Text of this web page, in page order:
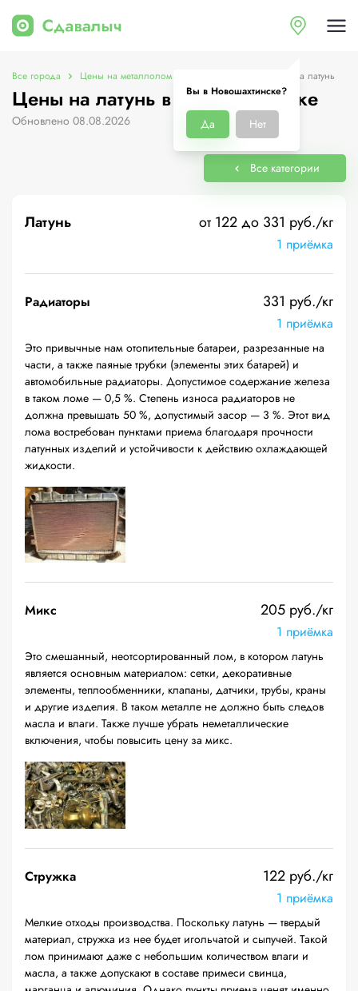
Вы в Новошахтинске?
Да Нет
Все города Цены на металлолом в Новошахтинске Цены на латунь
Цены на латунь в Новошахтинске
Обновлено 08.08.2026
Все категории
Латунь от 122 до 331 руб./кг
1 приёмка
Радиаторы 331 руб./кг
1 приёмка
Это привычные нам отопительные батареи, разрезанные на
части, а также паяные трубки (элементы этих батарей) и
автомобильные радиаторы. Допустимое содержание железа
в таком ломе — 0,5 %. Степень износа радиаторов не
должна превышать 50 %, допустимый засор — 3 %. Этот вид
лома востребован пунктами приема благодаря прочности
латунных изделий и устойчивости к действию охлаждающей
жидкости.
Микс 205 руб./кг
1 приёмка
Это смешанный, неотсортированный лом, в котором латунь
является основным материалом: сетки, декоративные
элементы, теплообменники, клапаны, датчики, трубы, краны
и другие изделия. В таком металле не должно быть следов
масла и влаги. Также лучше убрать неметаллические
включения, чтобы повысить цену за микс.
Стружка 122 руб./кг
1 приёмка
Мелкие отходы производства. Поскольку латунь — твердый
материал, стружка из нее будет игольчатой и сыпучей. Такой
лом принимают даже с небольшим количеством влаги и
масла, а также допускают в составе примеси свинца,